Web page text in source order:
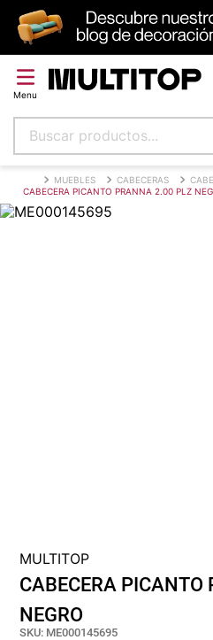
Buscar productos...
MUEBLES CABECERAS
CABECERA PICANTO PRANNA 2.00 PLZ
MULTITOP
CABECERA
NEGRO
SKU: ME000145695
Términos más buscados
papel tapiz